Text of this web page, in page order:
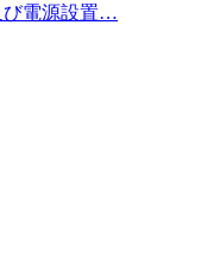
び電源設置…